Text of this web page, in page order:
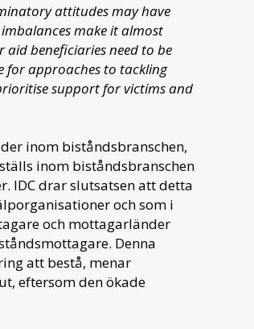
attitudes may have
make it almost
beneficiaries need to be
for approaches to tackling
support for victims and
inom biståndsbranschen,
inom biståndsbranschen
IDC drar slutsatsen att detta
och som i
och mottagarländer
Denna
att bestå, menar
eftersom den ökade